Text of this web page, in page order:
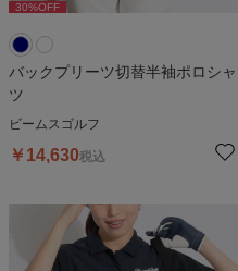
30%OFF
バックプリーツ切替半袖ポロシャ
ツ
ビームスゴルフ
￥ 14,630税込
20%OFF